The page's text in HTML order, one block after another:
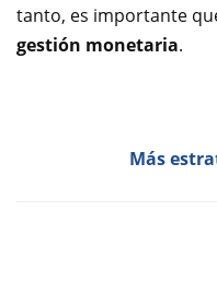
tanto, es importante
gestión monetaria.
Más